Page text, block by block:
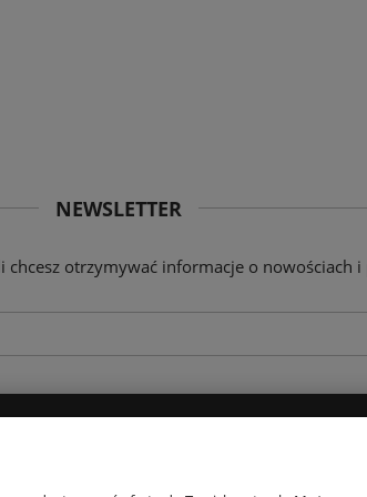
NEWSLETTER
chcesz otrzymywać informacje o nowościach